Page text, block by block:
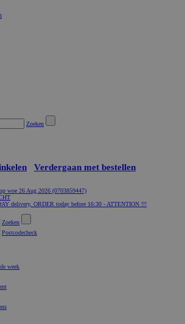
Zoeken
Verdergaan met bestellen
woe 26 Aug 2026 (0703859447)
delivery, ORDER today before 16:30 - ATTENTION !!!
Zoeken
Postcodecheck
week